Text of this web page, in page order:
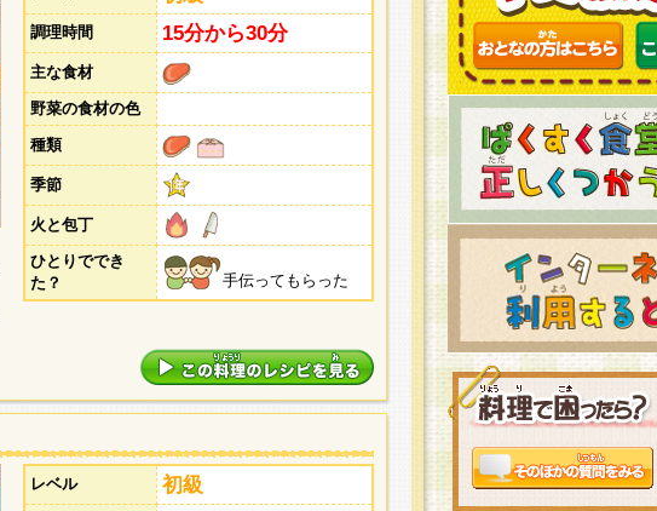
調理時間 15分から30分
主な食材
野菜の食材の色
種類
季節
火と包丁
ひとりででき
た？
手伝ってもらった
レベル 初級